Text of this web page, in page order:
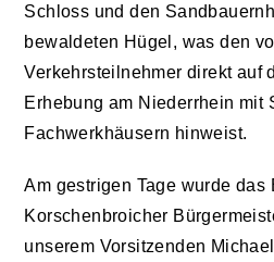
Schloss und den
bewaldeten Hügel, was den
Verkehrsteilnehmer direkt auf
Erhebung am Niederrhein mit
Fachwerkhäusern hinweist.
Am gestrigen Tage wurde das
Korschenbroicher
unserem Vorsitzenden